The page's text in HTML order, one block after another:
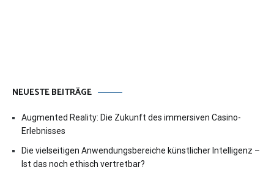
NEUESTE BEITRÄGE
Augmented Reality: Die Zukunft des immersiven Casino-
Erlebnisses
Die vielseitigen Anwendungsbereiche künstlicher Intelligenz –
Ist das noch ethisch vertretbar?